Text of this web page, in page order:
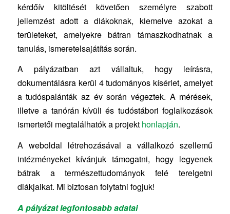
kérdőív kitöltését követően személyre szabott
jellemzést adott a diákoknak, kiemelve azokat a
területeket, amelyekre bátran támaszkodhatnak a
tanulás, ismeretelsajátítás során.
A pályázatban azt vállaltuk, hogy leírásra,
dokumentálásra kerül 4 tudományos kísérlet, amelyet
a tudóspalánták az év során végeztek. A mérések,
illetve a tanórán kívüli és tudóstábori foglalkozások
ismertetői megtalálhatók a projekt honlapján.
A weboldal létrehozásával a vállalkozó szellemű
intézményeket kívánjuk támogatni, hogy legyenek
bátrak a természettudományok felé terelgetni
diákjaikat. Mi biztosan folytatni fogjuk!
A pályázat legfontosabb adatai